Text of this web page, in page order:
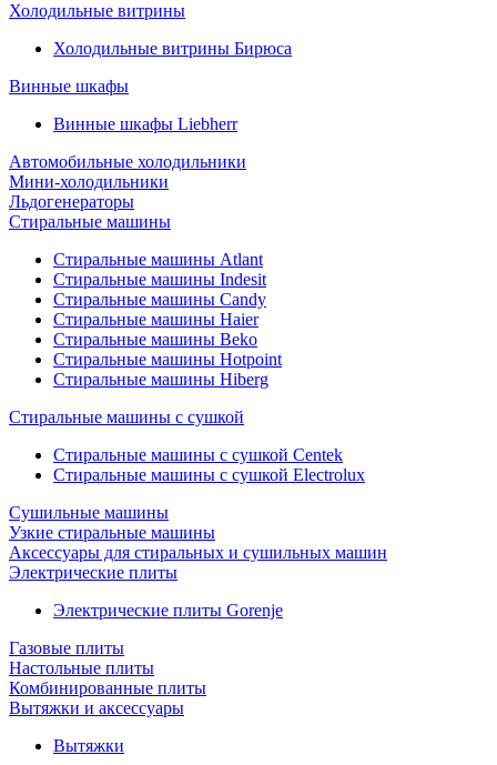
Холодильные витрины
Холодильные витрины Бирюса
Винные шкафы
Винные шкафы Liebherr
Автомобильные холодильники
Мини-холодильники
Льдогенераторы
Стиральные машины
Стиральные машины Atlant
Стиральные машины Indesit
Стиральные машины Candy
Стиральные машины Haier
Стиральные машины Beko
Стиральные машины Hotpoint
Стиральные машины Hiberg
Стиральные машины с сушкой
Стиральные машины с сушкой Centek
Стиральные машины с сушкой Electrolux
Сушильные машины
Узкие стиральные машины
Аксессуары для стиральных и сушильных машин
Электрические плиты
Электрические плиты Gorenje
Газовые плиты
Настольные плиты
Комбинированные плиты
Вытяжки и аксессуары
Вытяжки